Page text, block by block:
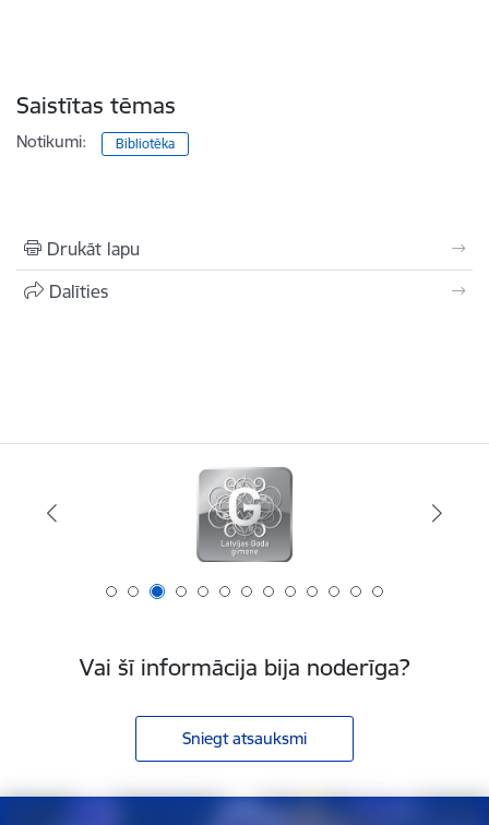
Saistītas tēmas
Notikumi: Bibliotēka
Drukāt lapu
Dalīties
Vai šī informācija bija noderīga?
Sniegt atsauksmi